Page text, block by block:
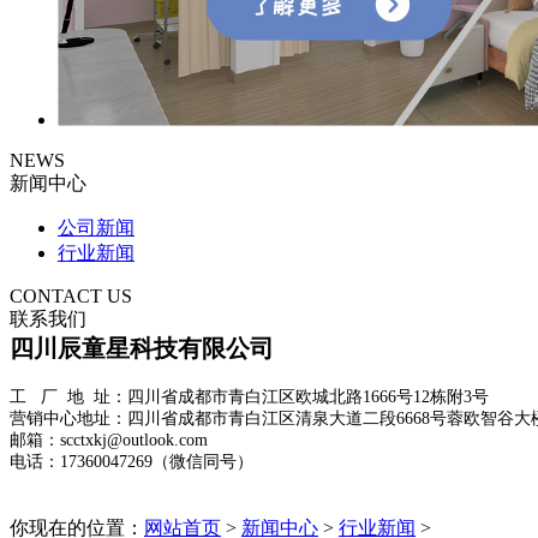
NEWS
新闻中心
公司新闻
行业新闻
CONTACT US
联系我们
四川辰童星科技有限公司
工 厂 地 址：四川省成都市青白江区欧城北路1666号12栋附3号
营销中心地址：四川省成都市青白江区清泉大道二段6668号蓉欧智谷大
邮箱：scctxkj@outlook.com
电话：17360047269（微信同号）
你现在的位置： 网站首页 > 新闻中心 > 行业新闻 >